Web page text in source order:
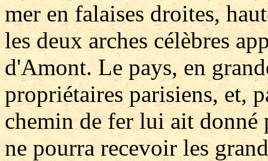
mer en falaises droites,
les deux arches célèbres
d'Amont. Le pays, en
propriétaires parisiens, et,
chemin de fer lui ait donné
ne pourra recevoir les